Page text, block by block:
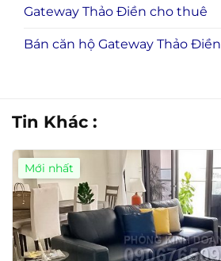
Gateway Thảo Điền cho thuê
Bán căn hộ Gateway Thảo Điền
Tin Khác :
Mới nhất